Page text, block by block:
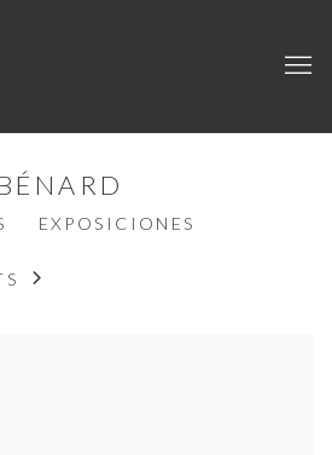
EXPOSICIONES